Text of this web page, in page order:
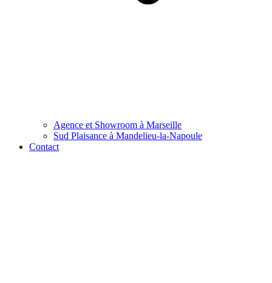
Agence et Showroom à Marseille
Sud Plaisance à Mandelieu-la-Napoule
Contact